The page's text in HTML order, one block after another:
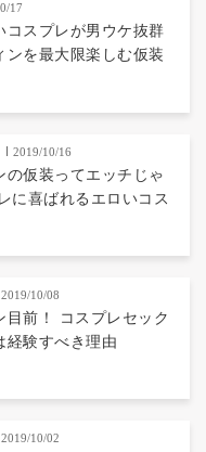
17
コスプレが男ウケ抜群
を最大限楽しむ仮装
2019/10/16
の仮装ってエッチじゃ
に喜ばれるエロいコス
2019/10/08
目前！ コスプレセック
経験すべき理由
2019/10/02